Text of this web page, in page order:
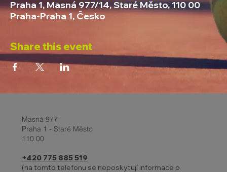
Praha 1, Masná 977/14, Staré Město, 110 00
Praha-Praha 1, Česko
Share this event
Masná 977
Praha 1 - Staré Město
110 00
+420 775 885 519
(na tomto telefonu se neposkytují informace o